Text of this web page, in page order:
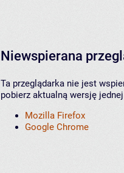
Niewspierana
Ta przeglądarka nie jest
pobierz aktualną wersję
Mozilla Firefox
Google Chrome